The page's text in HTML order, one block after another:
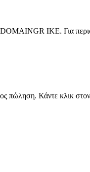
ΙΚΕ. Για
πώληση. Κάντε κλικ